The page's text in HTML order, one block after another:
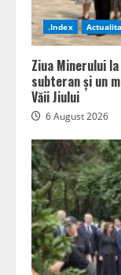
.Index
Ziua Minerului
subteran și un
Văii Jiului
6 August 2026